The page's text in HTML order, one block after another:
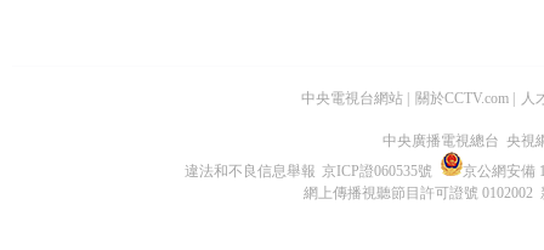
中央電視台網站 關於CCTV.com 人
中央廣播電視總台 央視
違法和不良信息舉報 京ICP證060535號
京公網安備
網上傳播視聽節目許可證號 0102002